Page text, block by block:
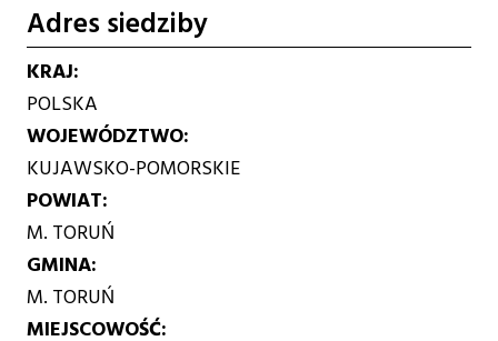
Adres siedziby
KRAJ
POLSKA
WOJEWÓDZTWO
KUJAWSKO-POMORSKIE
POWIAT
M. TORUŃ
GMINA
M. TORUŃ
MIEJSCOWOŚĆ